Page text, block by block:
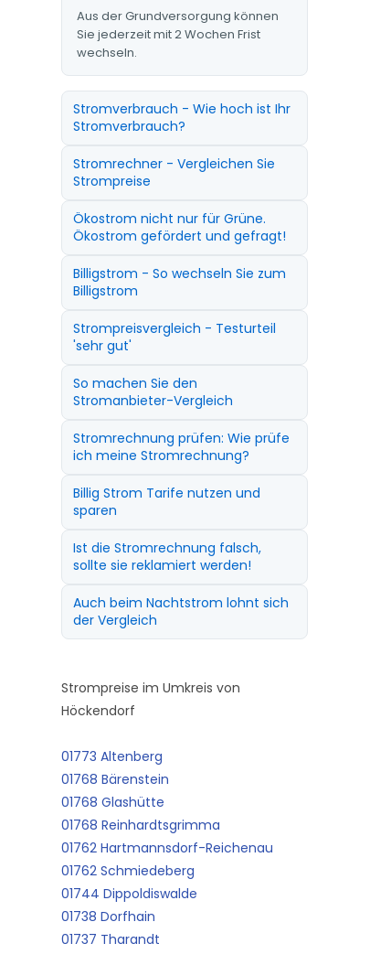
Aus der Grundversorgung können
Sie jederzeit mit 2 Wochen Frist
wechseln.
Stromverbrauch - Wie hoch ist Ihr
Stromverbrauch?
Stromrechner - Vergleichen Sie
Strompreise
Ökostrom nicht nur für Grüne.
Ökostrom gefördert und gefragt!
Billigstrom - So wechseln Sie zum
Billigstrom
Strompreisvergleich - Testurteil
'sehr gut'
So machen Sie den
Stromanbieter-Vergleich
Stromrechnung prüfen: Wie prüfe
ich meine Stromrechnung?
Billig Strom Tarife nutzen und
sparen
Ist die Stromrechnung falsch,
sollte sie reklamiert werden!
Auch beim Nachtstrom lohnt sich
der Vergleich
Strompreise im Umkreis von
Höckendorf
01773 Altenberg
01768 Bärenstein
01768 Glashütte
01768 Reinhardtsgrimma
01762 Hartmannsdorf-Reichenau
01762 Schmiedeberg
01744 Dippoldiswalde
01738 Dorfhain
01737 Tharandt